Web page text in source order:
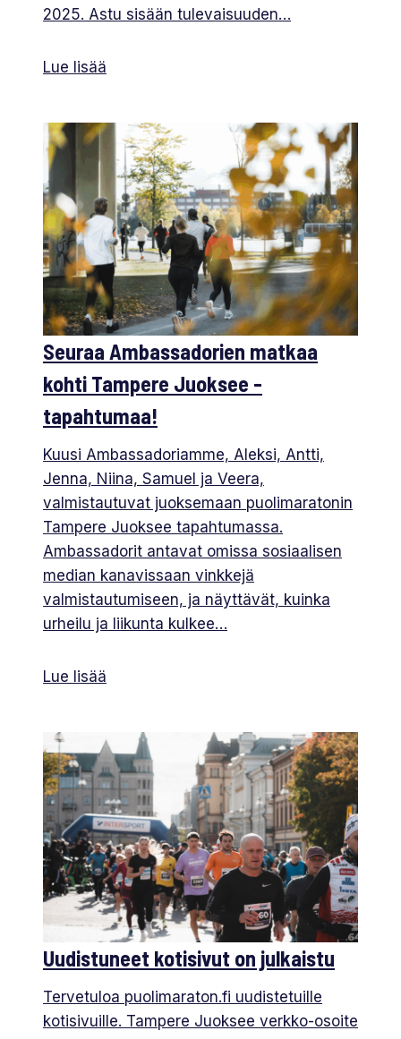
2025. Astu sisään tulevaisuuden…
Lue lisää
Seuraa Ambassadorien matkaa
kohti Tampere Juoksee -
tapahtumaa!
Kuusi Ambassadoriamme, Aleksi, Antti,
Jenna, Niina, Samuel ja Veera,
valmistautuvat juoksemaan puolimaratonin
Tampere Juoksee tapahtumassa.
Ambassadorit antavat omissa sosiaalisen
median kanavissaan vinkkejä
valmistautumiseen, ja näyttävät, kuinka
urheilu ja liikunta kulkee…
Lue lisää
Uudistuneet kotisivut on julkaistu
Tervetuloa puolimaraton.fi uudistetuille
kotisivuille. Tampere Juoksee verkko-osoite